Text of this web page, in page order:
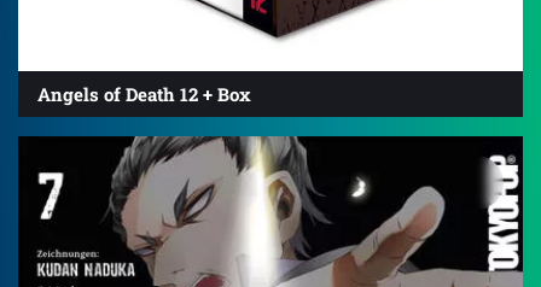
Angels of Death 12 + Box